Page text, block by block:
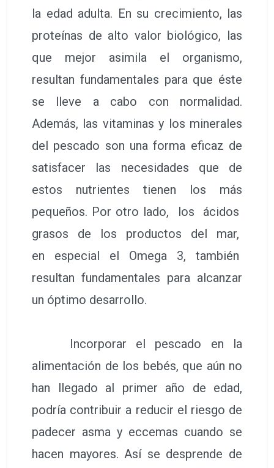
la edad adulta. En su crecimiento, las
proteínas de alto valor biológico, las
que mejor asimila el organismo,
resultan fundamentales para que éste
se lleve a cabo con normalidad.
Además, las vitaminas y los minerales
del pescado son una forma eficaz de
satisfacer las necesidades que de
estos nutrientes tienen los más
pequeños. Por otro lado, los ácidos
grasos de los productos del mar,
en especial el Omega 3, también
resultan fundamentales para alcanzar
un óptimo desarrollo.
Incorporar el pescado en la
alimentación de los bebés, que aún no
han llegado al primer año de edad,
podría contribuir a reducir el riesgo de
padecer asma y eccemas cuando se
hacen mayores. Así se desprende de